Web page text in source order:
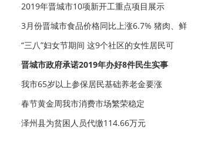
·2019年晋城市10项新开工重点项目展示
·3月份晋城市食品价格同比上涨6.7% 猪肉、鲜
·“三八”妇女节期间 这9个社区的女性居民可
·晋城市政府承诺2019年办好8件民生实事
·我市65岁以上参保居民基础养老金要涨
·春节黄金周我市消费市场繁荣稳定
·泽州县为贫困人员代缴114.66万元